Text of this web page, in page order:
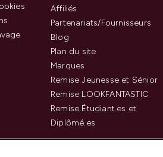
Affiliés
Partenariats/Fournisseurs
Blog
Plan du site
Marques
Remise Jeunesse et Sénior
Remise LOOKFANTASTIC
Remise Étudiant.es et
Diplômé.es